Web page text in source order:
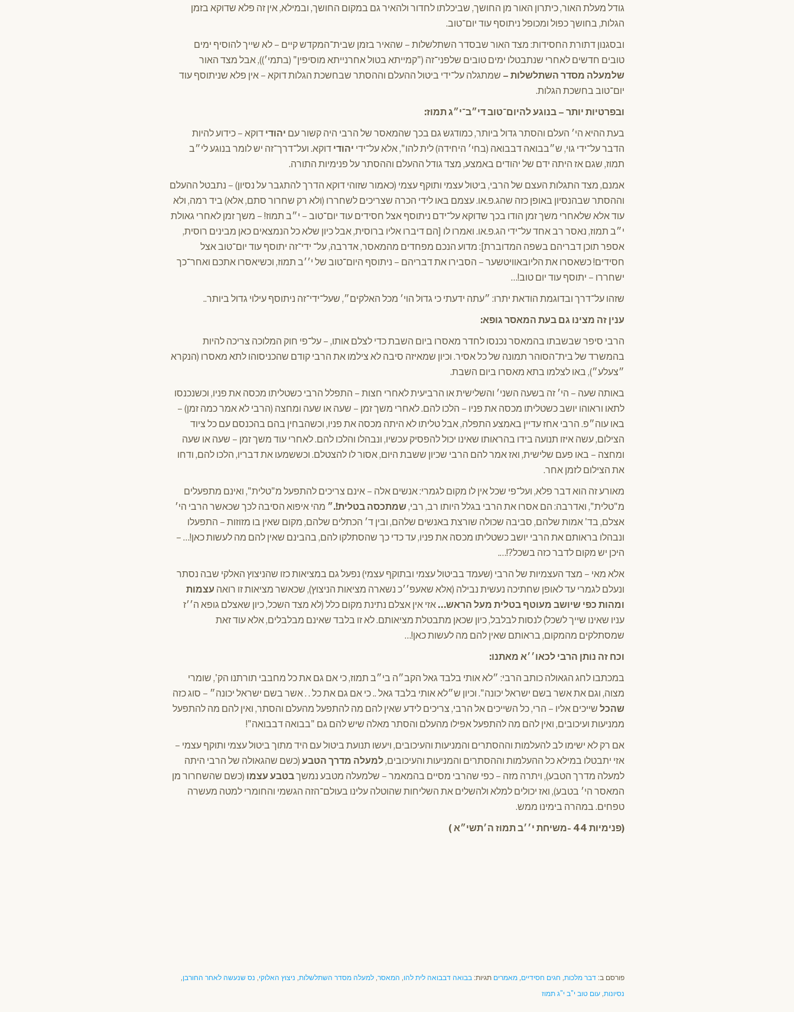
גודל מעלת האור, כיתרון האור מן החושך, שביכלתו לחדור ולהאיר גם במקום החושך, ובמילא, אין זה פלא שדוקא בזמן
הגלות, בחושך כפול ומכופל ניתוסף עוד יום־טוב.
ובסגנון דתורת החסידות: מצד האור שבסדר השתלשלות – שהאיר בזמן שבית־המקדש קיים – לא שייך להוסיף ימים
טובים חדשים לאחרי שנתבטלו ימים טובים שלפני־זה ("קמייתא בטול אחרנייתא מוסיפין" (בתמי׳)), אבל מצד האור
שלמעלה מסדר השתלשלות – שמתגלה על־ידי ביטול ההעלם וההסתר שבחשכת הגלות דוקא – אין פלא שניתוסף עוד
יום־טוב בחשכת הגלות.
ובפרטיות יותר – בנוגע להיום־טוב די״ב־י״ג תמוז:
בעת ההיא הי׳ העלם והסתר גדול ביותר, כמודגש גם בכך שהמאסר של הרבי היה קשור עם יהודי דוקא – כידוע להיות
הדבר על־ידי גוי, ש״בבואה דבבואה (בחי׳ היחידה) לית להו", אלא על־ידי יהודי דוקא. ועל־דרך־זה יש לומר בנוגע לי״ב
תמוז, שגם אז היתה ידם של יהודים באמצע, מצד גודל ההעלם וההסתר על פנימיות התורה.
אמנם, מצד התגלות העצם של הרבי, ביטול עצמי ותוקף עצמי (כאמור שזוהי דוקא הדרך להתגבר על נסיון) – נתבטל ההעלם
וההסתר שבהנסיון באופן כזה שהג.פ.או. עצמם באו לידי הכרה שצריכים לשחררו (ולא רק שחרור סתם, אלא) ביד רמה, ולא
עוד אלא שלאחרי משך זמן הודו בכך שדוקא על־ידם ניתוסף אצל חסידים עוד יום־טוב – י״ב תמוז! – משך זמן לאחרי גאולת
י״ב תמוז, נאסר רב אחד על־ידי הג.פ.או. ואמרו לו [הם דיברו אליו ברוסית, אבל כיון שלא כל הנמצאים כאן מבינים רוסית,
אספר תוכן דבריהם בשפה המדוברת]: מדוע הנכם מפחדים מהמאסר, אדרבה, על־ ידי־זה יתוסף עוד יום־טוב אצל
חסידים! כשאסרו את הליובאוויטשער – הסבירו את דבריהם – ניתוסף היום־טוב של י׳׳ב תמוז, וכשיאסרו אתכם ואחר־כך
ישחררו – יתוסף עוד יום טוב!…
שזהו על־דרך ובדוגמת הודאת יתרו: ״עתה ידעתי כי גדול הוי׳ מכל האלקים״, שעל־ידי־זה ניתוסף עילוי גדול ביותר..
ענין זה מצינו גם בעת המאסר גופא:
הרבי סיפר שבשבתו בהמאסר נכנסו לחדר מאסרו ביום השבת כדי לצלם אותו, – על־פי חוק המלוכה צריכה להיות
בהמשרד של בית־הסוהר תמונה של כל אסיר. וכיון שמאיזה סיבה לא צילמו את הרבי קודם שהכניסוהו לתא מאסרו (הנקרא
״צעלע״), באו לצלמו בתא מאסרו ביום השבת.
באותה שעה – הי׳ זה בשעה השני׳ והשלישית או הרביעית לאחרי חצות – התפלל הרבי כשטליתו מכסה את פניו, וכשנכנסו
לתאו וראוהו יושב כשטליתו מכסה את פניו – הלכו להם. לאחרי משך זמן – שעה או שעה ומחצה (הרבי לא אמר כמה זמן) –
באו עוה״פ. הרבי אחז עדיין באמצע התפלה, אבל טליתו לא היתה מכסה את פניו, וכשהבחין בהם בהכנסם עם כל ציוד
הצילום, עשה איזו תנועה בידו בהראותו שאינו יכול להפסיק עכשיו, ונבהלו והלכו להם. לאחרי עוד משך זמן – שעה או שעה
ומחצה – באו פעם שלישית, ואז אמר להם הרבי שכיון ששבת היום, אסור לו להצטלם. וכששמעו את דבריו, הלכו להם, ודחו
את הצילום לזמן אחר.
מאורע זה הוא דבר פלא, ועל־פי שכל אין לו מקום לגמרי: אנשים אלה – אינם צריכים להתפעל מ"טלית", ואינם מתפעלים
מ"טלית", ואדרבה: הם אסרו את הרבי בגלל היותו רב, רבי,שמתכסה בטלית!.״ מהי איפוא הסיבה לכך שכאשר הרבי הי׳
אצלם, בד' אמות שלהם, סביבה שכולה שורצת באנשים שלהם, ובין ד׳ הכתלים שלהם, מקום שאין בו מזוזות – התפעלו
ונבהלו בראותם את הרבי יושב כשטליתו מכסה את פניו, עד כדי כך שהסתלקו להם, בהבינם שאין להם מה לעשות כאן!… –
היכן יש מקום לדבר כזה בשכל?!….
אלא מאי – מצד העצמיות של הרבי (שעמד בביטול עצמי ובתוקף עצמי) נפעל גם במציאות כזו שהניצוץ האלקי שבה נסתר
ונעלם לגמרי עד לאופן שחתיכה נעשית נבילה (אלא שאעפ׳׳כ נשארה מציאות הניצוץ), שכאשר מציאות זו רואה עצמות
ומהות כפי שיושב מעוטף בטלית מעל הראש… אזי אין אצלם נתינת מקום כלל (לא מצד השכל, כיון שאצלם גופא ה׳׳ז
עניו שאינו שייך לשכל) לנסות לבלבל, כיון שכאן מתבטלת מציאותם. לא זו בלבד שאינם מבלבלים, אלא עוד זאת
שמסתלקים מהמקום, בראותם שאין להם מה לעשות כאן!…
וכח זה נותן הרבי לכאו׳׳א מאתנו:
במכתבו לחג הגאולה כותב הרבי: ״לא אותי בלבד גאל הקב״ה בי״ב תמוז, כי אם גם את כל מחבבי תורתנו הק', שומרי
מצוה, וגם את אשר בשם ישראל יכונה". וכיון ש״לא אותי בלבד גאל .. כי אם גם את כל . . אשר בשם ישראל יכונה״ – סוג כזה
שהכל שייכים אליו – הרי, כל השייכים אל הרבי, צריכים לידע שאין להם מה להתפעל מהעלם והסתר, ואין להם מה להתפעל
ממניעות ועיכובים, ואין להם מה להתפעל אפילו מהעלם והסתר מאלה שיש להם גם "בבואה דבבואה"!
אם רק לא ישימו לב להעלמות וההסתרים והמניעות והעיכובים, ויעשו תנועת ביטול עם היד מתוך ביטול עצמי ותוקף עצמי –
אזי יתבטלו במילא כל ההעלמות וההסתרים והמניעות והעיכובים,למעלה מדרך הטבע (כשם שהגאולה של הרבי היתה
למעלה מדרך הטבע), ויתרה מזה – כפי שהרבי מסיים בהמאמר – שלמעלה מטבע נמשךבטבע עצמו (כשם שהשחרור מן
המאסר הי׳ בטבע), ואז יכולים למלא ולהשלים את השליחות שהוטלה עלינו בעולם־הזה הגשמי והחומרי למטה מעשרה
טפחים. במהרה בימינו ממש.
(פנימיות 44 -משיחת י׳׳ב תמוז ה׳תשי״א )
פורסם ב: דבר מלכות, חגים חסידיים, מאמרים תגיות: בבואה דבבואה לית להו, המאסר, למעלה מסדר השתלשלות, ניצוץ האלוקי, נס שנעשה לאחר החורבן,
נסיונות, עום טוב י"ב י"ג תמוז